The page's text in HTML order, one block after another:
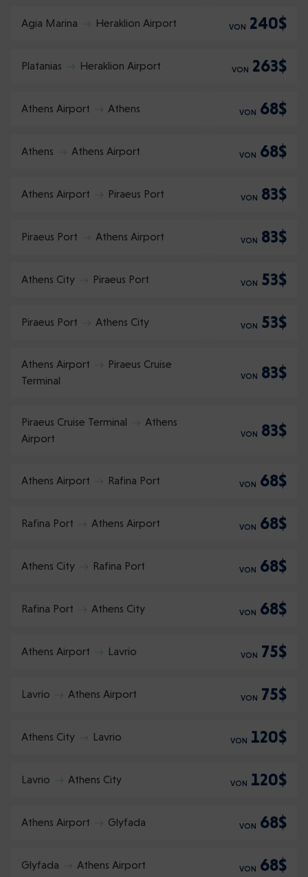
Agia Marina Heraklion Airport VON 240$
Platanias Heraklion Airport VON 263$
Athens Airport Athens VON 68$
Athens Athens Airport VON 68$
Athens Airport Piraeus Port VON 83$
Piraeus Port Athens Airport VON 83$
Athens City Piraeus Port VON 53$
Piraeus Port Athens City VON 53$
Athens Airport
Piraeus Cruise
Terminal
VON 83$
Piraeus Cruise Terminal
Athens
Airport
VON 83$
Athens Airport Rafina Port VON 68$
Rafina Port Athens Airport VON 68$
Athens City Rafina Port VON 68$
Rafina Port Athens City VON 68$
Athens Airport Lavrio VON 75$
Lavrio Athens Airport VON 75$
Athens City Lavrio VON 120$
Lavrio Athens City VON 120$
Athens Airport Glyfada VON 68$
Glyfada Athens Airport VON 68$